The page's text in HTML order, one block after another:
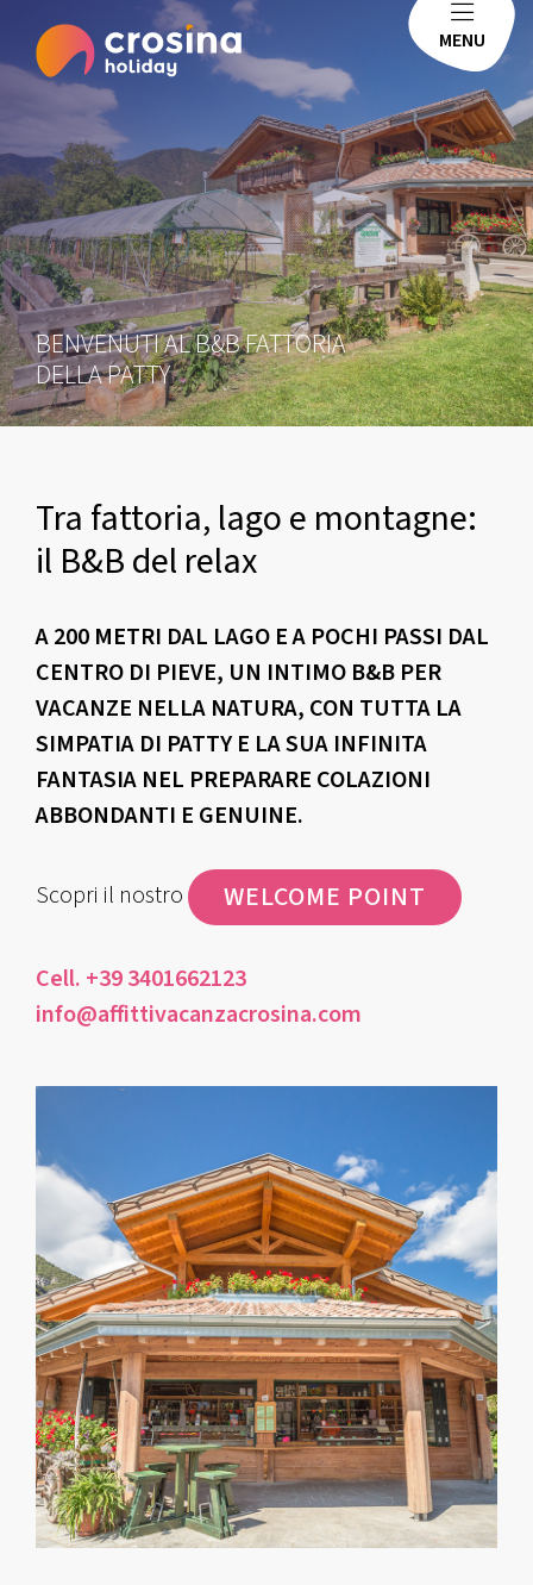
MENU
BENVENUTI AL B&B FATTORIA
DELLA PATTY
Tra fattoria, lago e montagne:
il B&B del relax
A 200 METRI DAL LAGO E A POCHI PASSI DAL
CENTRO DI PIEVE, UN INTIMO B&B PER
VACANZE NELLA NATURA, CON TUTTA LA
SIMPATIA DI PATTY E LA SUA INFINITA
FANTASIA NEL PREPARARE COLAZIONI
ABBONDANTI E GENUINE.
Scopri il nostro WELCOME POINT
Cell. +39 3401662123
info@affittivacanzacrosina.com